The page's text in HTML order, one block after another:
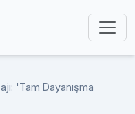
'Tam Dayanışma